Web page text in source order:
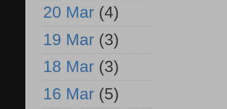
20 Mar (4)
19 Mar (3)
18 Mar (3)
16 Mar (5)